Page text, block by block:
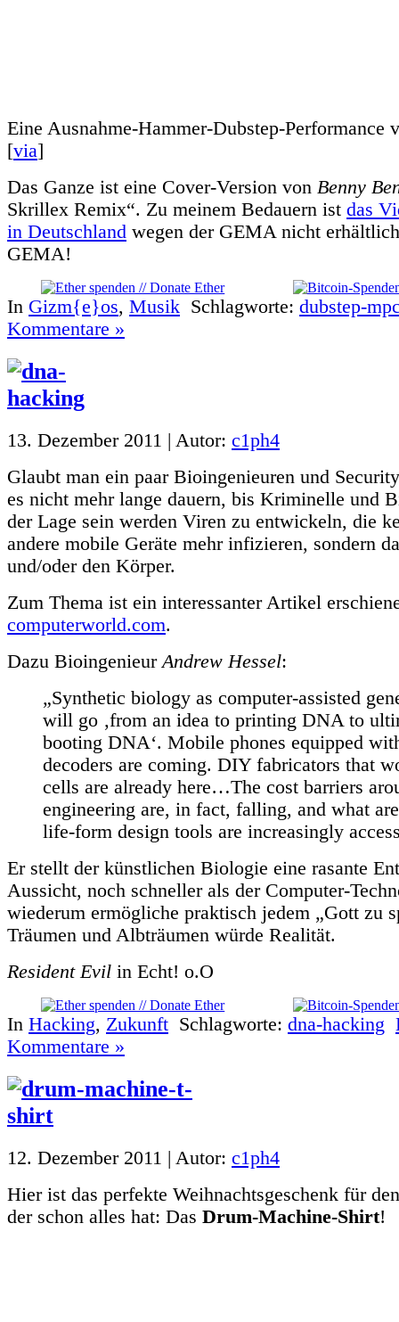
Eine Ausnahme-Hammer-Dubstep-Performance
[via]
Das Ganze ist eine Cover-Version von Benny
Skrillex Remix“. Zu meinem Bedauern ist das
in Deutschland wegen der GEMA nicht
GEMA!
In Gizm{e}os, Musik Schlagworte: dubstep-
Kommentare »
13. Dezember 2011 | Autor: c1ph4
Glaubt man ein paar Bioingenieuren und
es nicht mehr lange dauern, bis Kriminelle und
der Lage sein werden Viren zu entwickeln, die
andere mobile Geräte mehr infizieren, sondern
und/oder den Körper.
Zum Thema ist ein interessanter Artikel
computerworld.com.
Dazu BioingenieurAndrew Hessel:
„Synthetic biology as computer-assisted
will go ‚from an idea to printing DNA to
booting DNA‘. Mobile phones equipped
decoders are coming. DIY fabricators that
cells are already here…The cost barriers
engineering are, in fact, falling, and what
life-form design tools are increasingly
Er stellt der künstlichen Biologie eine rasante
Aussicht, noch schneller als der Computer-
wiederum ermögliche praktisch jedem „Gott zu
Träumen und Albträumen würde Realität.
Resident Evil in Echt! o.O
In Hacking, Zukunft Schlagworte: dna-hacking
Kommentare »
12. Dezember 2011 | Autor: c1ph4
Hier ist das perfekte Weihnachtsgeschenk für
der schon alles hat: Das Drum-Machine-Shirt!